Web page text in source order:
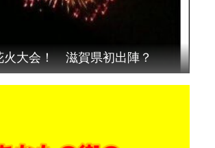
火大会！ 滋賀県初出陣？